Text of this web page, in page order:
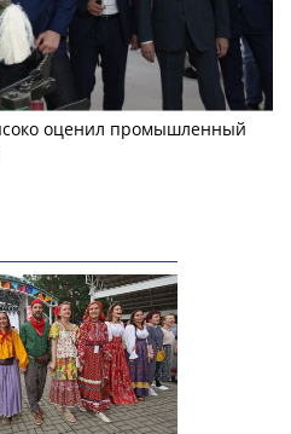
оценил промышленный